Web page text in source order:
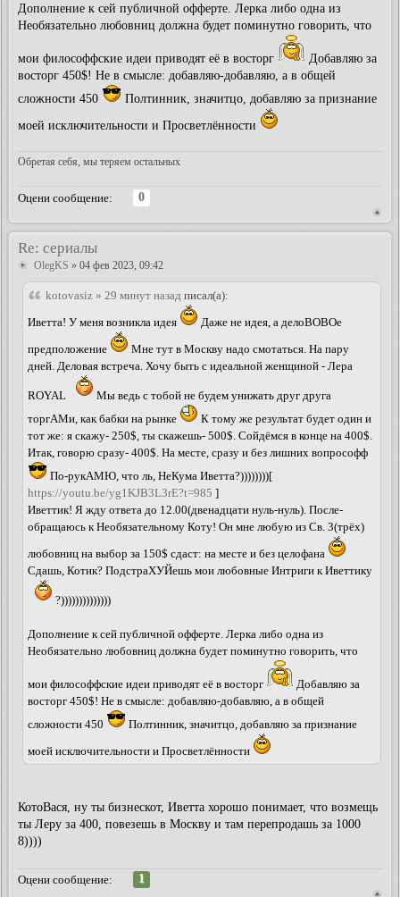
Дополнение к сей публичной офферте. Лерка либо одна из
Необязательно любовниц должна будет поминутно говорить, что
мои философфские идеи приводят её в восторг
Добавляю за
восторг 450$! Не в смысле: добавляю-добавляю, а в общей
сложности 450
Полтинник, значитцо, добавляю за признание
моей исключительности и Просветлённости
Обретая себя, мы теряем остальных
Оцени сообщение:
0
Re: сериалы
OlegKS » 04 фев 2023, 09:42
kotovasiz » 29 минут назад писал(а):
Иветта! У меня возникла идея
Даже не идея, а делоВОВОе
предположение
Мне тут в Москву надо смотаться. На пару
дней. Деловая встреча. Хочу быть с идеальной женщиной - Лера
ROYAL
Мы ведь с тобой не будем унижать друг друга
торгАМи, как бабки на рынке
К тому же результат будет один и
тот же: я скажу- 250$, ты скажешь- 500$. Сойдёмся в конце на 400$.
Итак, говорю сразу- 400$. На месте, сразу и без лишних вопрософф
По-рукАМЮ, что ль, НеКума Иветта?))))))))[
https://youtu.be/yg1KJB3L3rE?t=985 ]
Иветтик! Я жду ответа до 12.00(двенадцати нуль-нуль). После-
обращаюсь к Необязательному Коту! Он мне любую из Св. 3(трёх)
любовниц на выбор за 150$ cдаст: на месте и без целофана
Сдашь, Котик? ПодстраХУЙешь мои любовные Интриги к Иветтику
?))))))))))))))
Дополнение к сей публичной офферте. Лерка либо одна из
Необязательно любовниц должна будет поминутно говорить, что
мои философфские идеи приводят её в восторг
Добавляю за
восторг 450$! Не в смысле: добавляю-добавляю, а в общей
сложности 450
Полтинник, значитцо, добавляю за признание
моей исключительности и Просветлённости
КотоВася, ну ты бизнескот, Иветта хорошо понимает, что возмещь
ты Леру за 400, повезешь в Москву и там перепродашь за 1000
8))))
Оцени сообщение:
1